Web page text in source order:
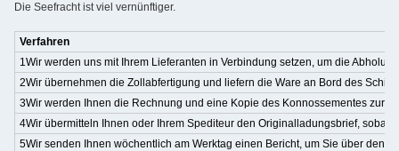
Die Seefracht ist viel vernünftiger.
Verfahren
1Wir werden uns mit Ihrem Lieferanten in Verbindung setzen, um die
2Wir übernehmen die Zollabfertigung und liefern die Ware an Bord des
3Wir werden Ihnen die Rechnung und eine Kopie des Konnossementes zur
4Wir übermitteln Ihnen oder Ihrem Spediteur den Originalladungsbrief,
5Wir senden Ihnen wöchentlich am Werktag einen Bericht, um Sie über den